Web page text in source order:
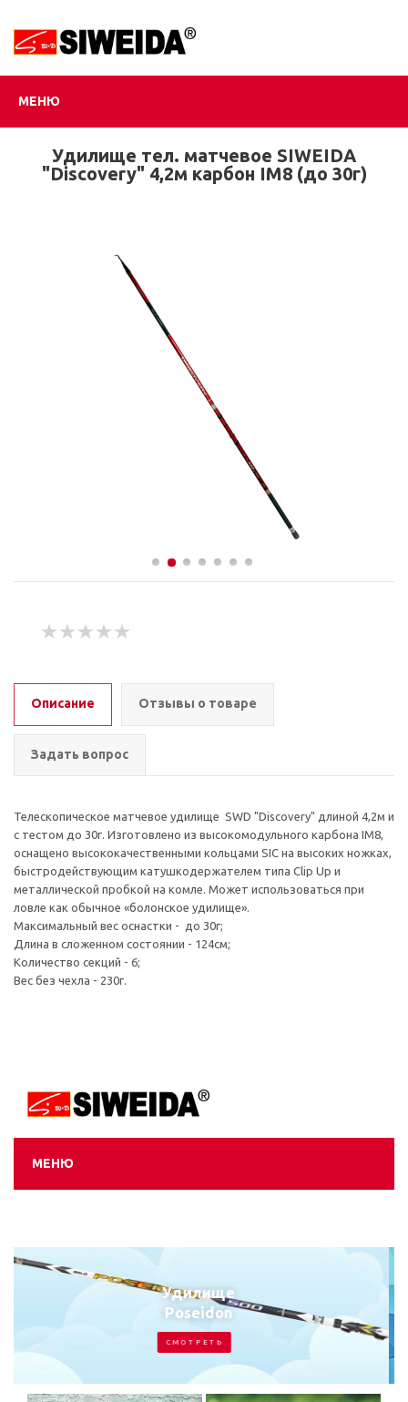
МЕНЮ
Удилище тел. матчевое SIWEIDA
"Discovery" 4,2м карбон IM8 (до 30г)
Описание Отзывы о товаре
Задать вопрос
Телескопическое матчевое удилище SWD "Discovery" длиной 4,2м и
с тестом до 30г. Изготовлено из высокомодульного карбона IM8,
оcнащено высококачественными кольцами SIC на высоких ножках,
быстродействующим катушкодержателем типа Clip Up и
металлической пробкой на комле. Может использоваться при
ловле как обычное «болонское удилище».
Максимальный вес оснастки - до 30г;
Длина в сложенном состоянии - 124см;
Количество секций - 6;
Вес без чехла - 230г.
МЕНЮ
Удилище
Emotion Jig
С М О Т Р Е Т Ь